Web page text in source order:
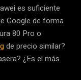
es suficiente
Google de forma
80 Pro o
de precio similar?
¿Es el más